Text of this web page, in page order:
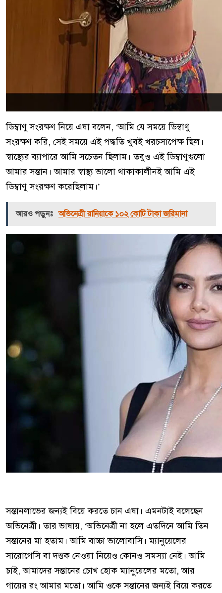
ডিম্বাণু সংরক্ষণ নিয়ে এষা বলেন, ‘আমি যে সময়ে ডিম্বাণু
সংরক্ষণ করি, সেই সময়ে এই পদ্ধতি খুবই খরচসাপেক্ষ ছিল।
স্বাস্থ্যের ব্যাপারে আমি সচেতন ছিলাম। তবুও এই ডিম্বাণুগুলো
আমার সন্তান। আমার স্বাস্থ্য ভালো থাকাকালীনই আমি এই
ডিম্বাণু সংরক্ষণ করেছিলাম।’
আরও পড়ুনঃ অভিনেত্রী রানিয়াকে ১০২ কোটি টাকা জরিমানা
সন্তানলাভের জন্যই বিয়ে করতে চান এষা। এমনটাই বলেছেন
অভিনেত্রী। তার ভাষায়, ‘অভিনেত্রী না হলে এতদিনে আমি তিন
সন্তানের মা হতাম। আমি বাচ্চা ভালোবাসি। ম্যানুয়েলের
সারোগেসি বা দত্তক নেওয়া নিয়েও কোনও সমস্যা নেই। আমি
চাই, আমাদের সন্তানের চোখ হোক ম্যানুয়েলের মতো, আর
গায়ের রং আমার মতো। আমি ওকে সন্তানের জন্যই বিয়ে করতে